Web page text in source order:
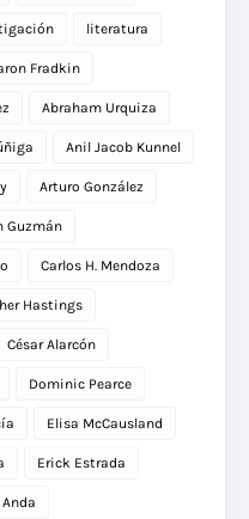
literatura
Fradkin
Abraham Urquiza
Anil Jacob Kunnel
Arturo González
Guzmán
Carlos H. Mendoza
Hastings
César Alarcón
Dominic Pearce
Elisa McCausland
Erick Estrada